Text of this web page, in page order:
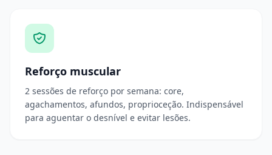
Reforço muscular
2 sessões de reforço por semana: core,
agachamentos, afundos, proprioceção. Indispensável
para aguentar o desnível e evitar lesões.